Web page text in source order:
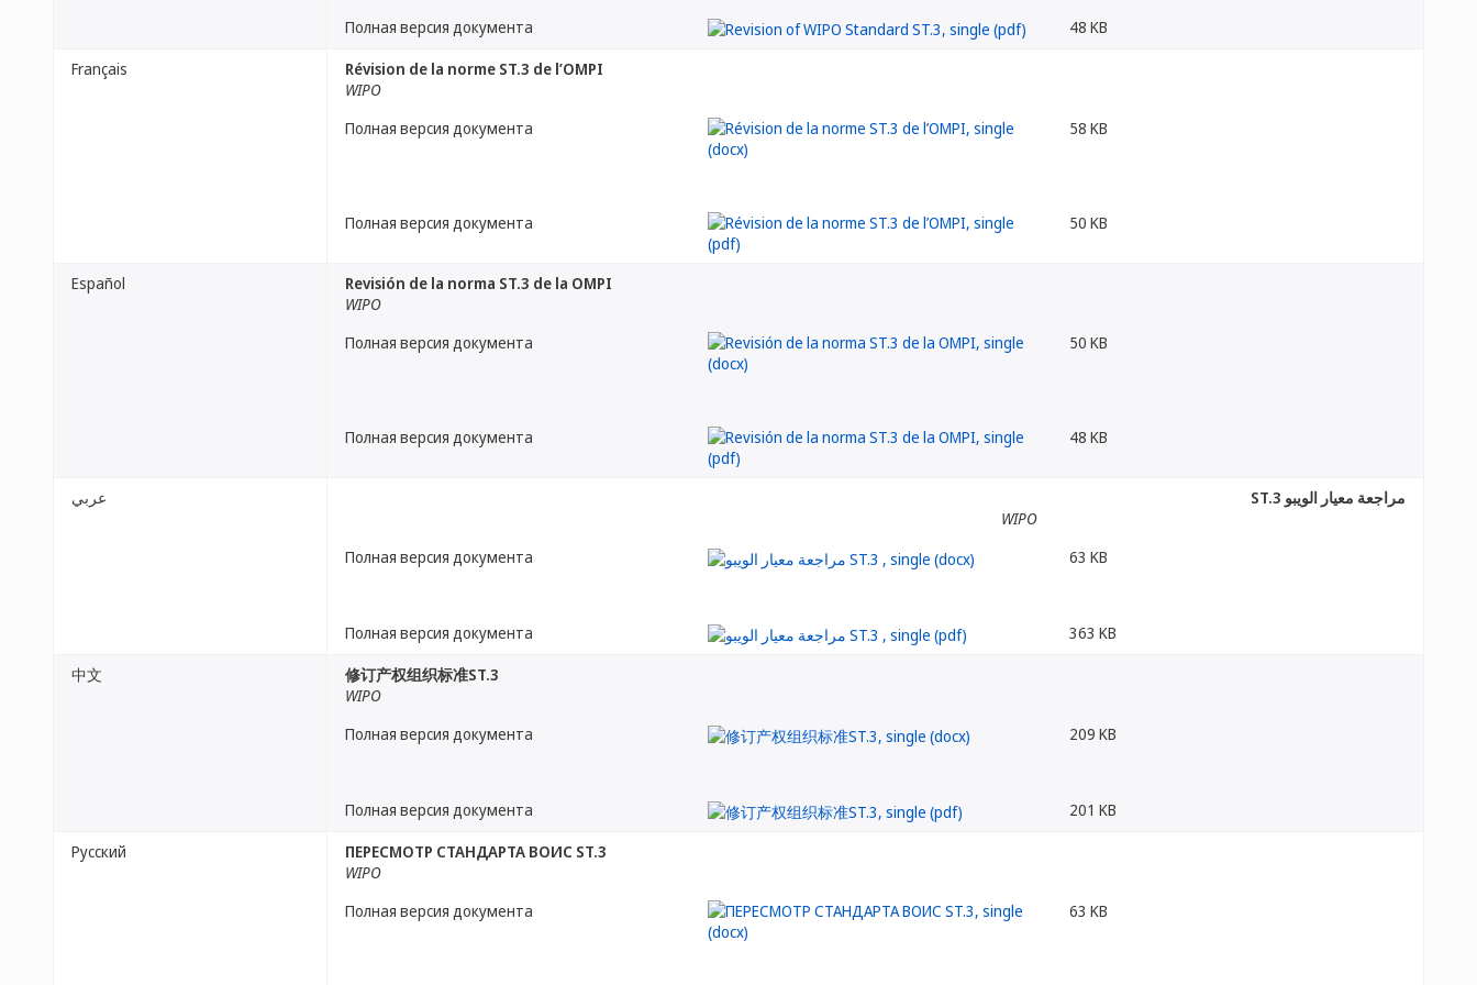
Полная версия документа 48 KB
Français
Révision de la norme ST.3 de l’OMPI
WIPO
Полная версия документа
58 KB
Полная версия документа 50 KB
Español
Revisión de la norma ST.3 de la OMPI
WIPO
Полная версия документа
50 KB
Полная версия документа 48 KB
عربي
مراجعة معيار الويبو ST.3
WIPO
Полная версия документа
63 KB
Полная версия документа 363 KB
中文
修订产权组织标准ST.3
WIPO
Полная версия документа
209 KB
Полная версия документа 201 KB
Русский
ПЕРЕСМОТР СТАНДАРТА ВОИС ST.3
WIPO
Полная версия документа
63 KB